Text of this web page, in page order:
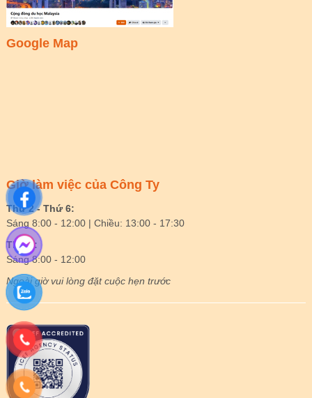
Google Map
Giờ làm việc của Công Ty
Thứ 2 - Thứ 6:
Sáng 8:00 - 12:00 | Chiều: 13:00 - 17:30
Thứ 7:
Sáng 8:00 - 12:00
Ngoài giờ vui lòng đặt cuộc hẹn trước